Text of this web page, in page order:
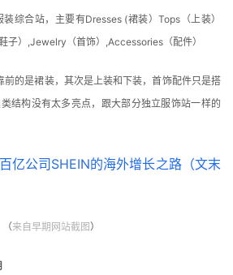
综合站，主要有Dresses (裙装）Tops（上装）
子）,Jewelry（首饰）,Accessories（配件）
前的是裙装，其次是上装和下装，首饰配件只是搭
结构没有太多亮点，跟大部分独立服饰站一样的
（来自早期网站截图 ）